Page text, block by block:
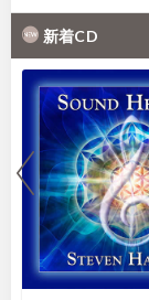
新着CD